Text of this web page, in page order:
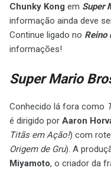
Chunky Kong em Super
informação ainda deve
Continue ligado no Reino
informações!
Super Mario
Conhecido lá fora como
é dirigido por Aaron
Titãs em Ação!) com
Origem de Gru). A
Miyamoto, o criador da